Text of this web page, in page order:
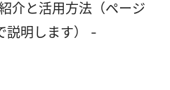
介と活用方法（ページ
説明します） -